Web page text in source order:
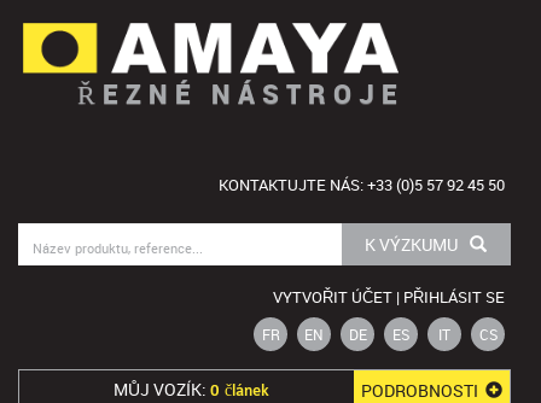
ŘEZNÉ NÁSTROJE
KONTAKTUJTE NÁS: +33 (0)5 57 92 45 50
K VÝZKUMU
VYTVOŘIT ÚČET | PŘIHLÁSIT SE
FR EN DE ES IT CS
MŮJ VOZÍK: 0 článek PODROBNOSTI